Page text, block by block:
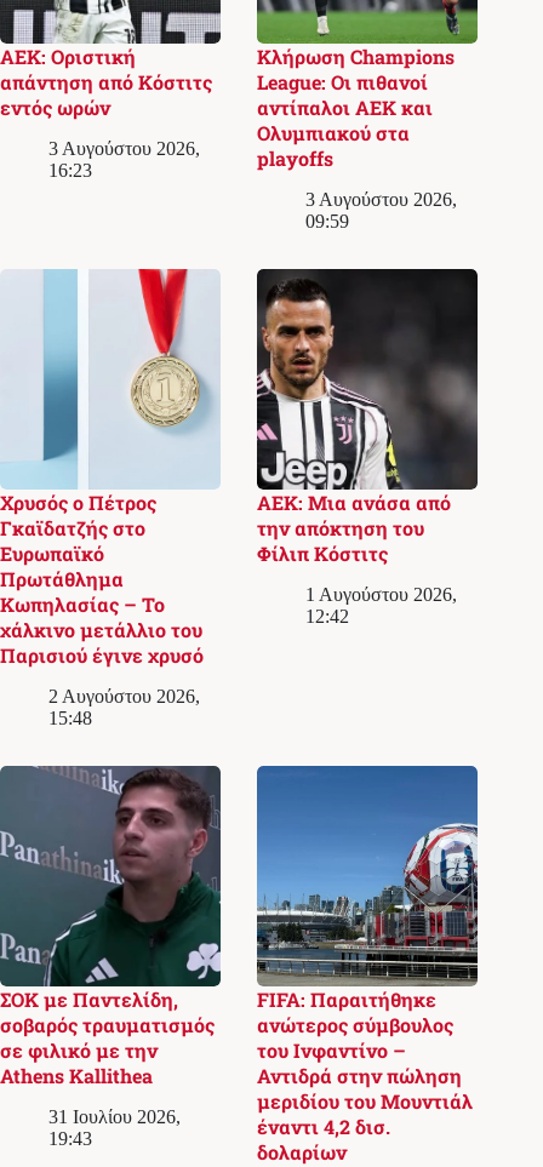
ΑΕΚ: Οριστική
απάντηση από Κόστιτς
εντός ωρών
3 Αυγούστου 2026,
16:23
Κλήρωση Champions
League: Οι πιθανοί
αντίπαλοι ΑΕΚ και
Ολυμπιακού στα
playoffs
3 Αυγούστου 2026,
09:59
Χρυσός ο Πέτρος
Γκαϊδατζής στο
Ευρωπαϊκό
Πρωτάθλημα
Κωπηλασίας – Το
χάλκινο μετάλλιο του
Παρισιού έγινε χρυσό
2 Αυγούστου 2026,
15:48
ΑΕΚ: Μια ανάσα από
την απόκτηση του
Φίλιπ Κόστιτς
1 Αυγούστου 2026,
12:42
ΣΟΚ με Παντελίδη,
σοβαρός τραυματισμός
σε φιλικό με την
Athens Kallithea
31 Ιουλίου 2026,
19:43
FIFA: Παραιτήθηκε
ανώτερος σύμβουλος
του Ινφαντίνο –
Αντιδρά στην πώληση
μεριδίου του Μουντιάλ
έναντι 4,2 δισ.
δολαρίων